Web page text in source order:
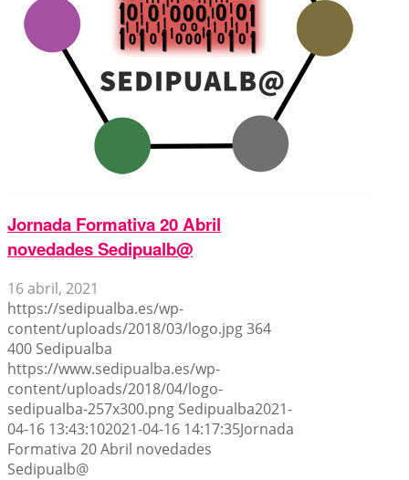
Jornada Formativa 20 Abril
novedades Sedipualb@
16 abril, 2021
https://sedipualba.es/wp-
content/uploads/2018/03/logo.jpg364
400 Sedipualba
https://www.sedipualba.es/wp-
content/uploads/2018/04/logo-
sedipualba-257x300.png Sedipualba2021-
04-16 13:43:102021-04-16 14:17:35Jornada
Formativa 20 Abril novedades
Sedipualb@